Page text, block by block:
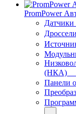
PromPower
Датчики
(НКА)
Панели